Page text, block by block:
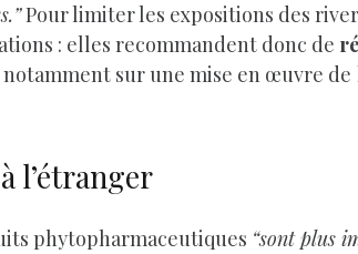
Pour limiter les expositions des
: elles recommandent donc de
sur une mise en œuvre de
l’étranger
phytopharmaceutiques “sont plus